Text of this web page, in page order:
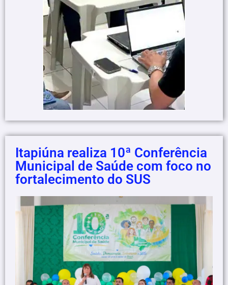
Itapiúna realiza 10ª Conferência
Municipal de Saúde com foco no
fortalecimento do SUS